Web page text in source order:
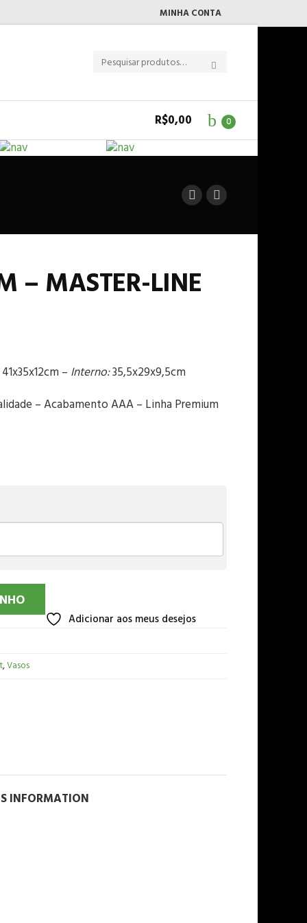
MINHA CONTA
0
R$0,00
– MASTER-LINE
41x35x12cm – Interno:35,5x29x9,5cm
– Acabamento AAA – Linha Premium
Adicionar aos meus desejos
,Vasos
INFORMATION